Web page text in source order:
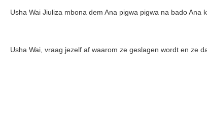
Usha Wai Jiuliza mbona dem Ana pigwa pigwa na bado Ana
Usha Wai, vraag jezelf af waarom ze geslagen wordt en ze